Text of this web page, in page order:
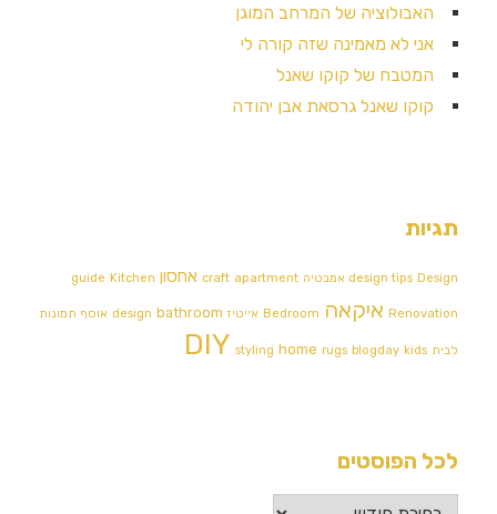
האבולוציה של המרחב המוגן
אני לא מאמינה שזה קורה לי
המטבח של קוקו שאנל
קוקו שאנל גרסאת אבן יהודה
תגיות
design tips Design אמבטיה craft apartment אחסון guide Kitchen
Renovation איקאה Bedroom אייטיז design bathroom אוסף תמונות
לבית DIY styling home rugs blogday kids
לכל הפוסטים
לכל